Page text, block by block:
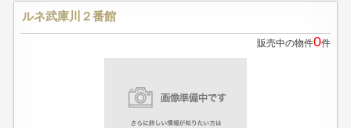
ルネ武庫川２番館
販売中の物件0件